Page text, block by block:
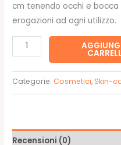
cm tenendo occhi e bocca
erogazioni ad ogni utilizzo.
Acqua
spray
lenitiva
200ml
alle
Categorie:Cosmetici,Skin-
Recensioni (0)